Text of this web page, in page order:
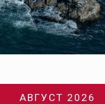
АВГУСТ 2026